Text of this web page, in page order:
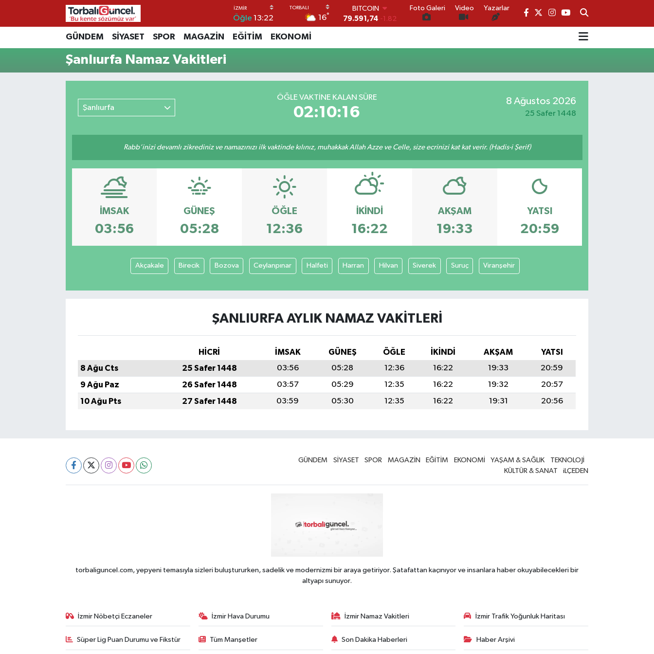
Öğle 13:22 16°
BITCOIN
79.591,74 -1.82
DOLAR
EURO
61,60380 0.18
6862,09000
BİST100
Foto Galeri Video Yazarlar
GÜNDEM SİYASET SPOR MAGAZİN EĞİTİM EKONOMİ
Şanlıurfa Namaz Vakitleri
Şanlıurfa
ÖĞLE VAKTİNE KALAN SÜRE
02:10:16
8 Ağustos 2026
25 Safer 1448
Rabb’inizi devamlı zikrediniz ve namazınızı ilk vaktinde kılınız, muhakkak Allah Azze ve Celle, size ecrinizi kat kat verir. (Hadis-i Şerif)
İMSAK
03:56
GÜNEŞ
05:28
ÖĞLE
12:36
İKINDI
16:22
AKŞAM
19:33
YATSI
20:59
Akçakale Birecik Bozova Ceylanpınar Halfeti Harran Hilvan Siverek Suruç Viranşehir
ŞANLIURFA AYLIK NAMAZ VAKITLERI
HİCRİ İMSAK GÜNEŞ ÖĞLE İKINDI AKŞAM
YATSI
8 Ağu Cts
25 Safer 1448 03:56 05:28 12:36 16:22 19:33
20:59
9 Ağu Paz
26 Safer 1448 03:57 05:29 12:35 16:22 19:32
20:57
10 Ağu Pts
27 Safer 1448 03:59 05:30 12:35 16:22 19:31 20:56
GÜNDEM SİYASET SPOR MAGAZİN EĞİTİM EKONOMİ YAŞAM & SAĞLIK
TEKNOLOJİ
KÜLTÜR & SANAT
iLÇEDEN
torbaliguncel.com, yepyeni temasıyla sizleri buluştururken, sadelik ve modernizmi bir araya getiriyor. Şatafattan kaçınıyor ve insanlara haber okuyabilecekleri bir
altyapı sunuyor.
İzmir Nöbetçi Eczaneler İzmir Hava Durumu İzmir Namaz Vakitleri İzmir Trafik Yoğunluk Haritası
Süper Lig Puan Durumu ve Fikstür Tüm Manşetler Son Dakika Haberleri Haber Arşivi
İzmir Nöbetçi Eczaneler
İzmir Hava Durumu
İzmir Trafik Yoğunluk Haritası
Süper Lig Puan Durumu ve Fikstür
Tüm Manşetler
Son Dakika Haberleri